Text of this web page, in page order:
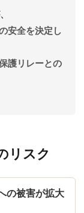
安全を決定し
護リレーとの
リスク
の被害が拡大